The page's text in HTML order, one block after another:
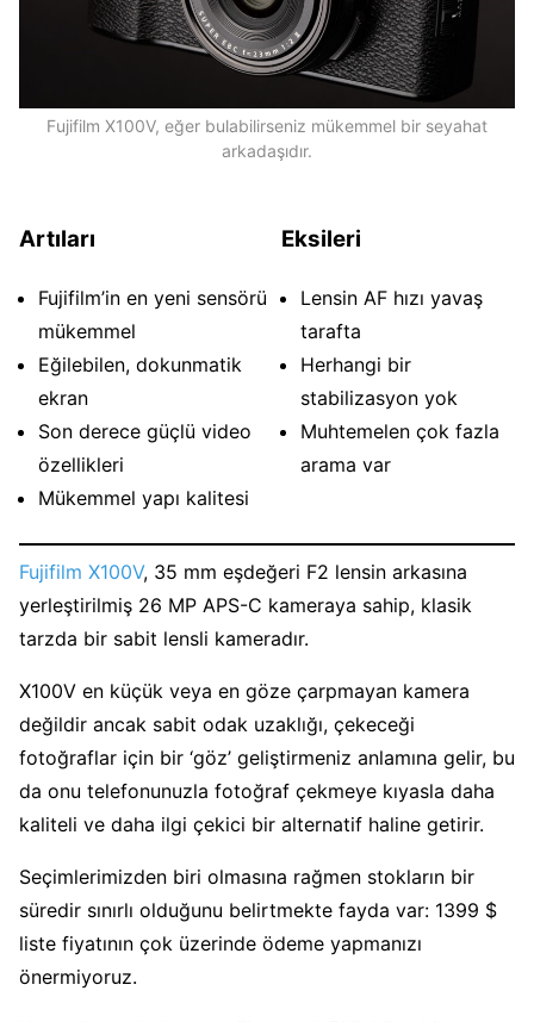
Fujifilm X100V, eğer bulabilirseniz mükemmel bir seyahat
arkadaşıdır.
Artıları
Fujifilm’in en yeni sensörü
mükemmel
Eğilebilen, dokunmatik
ekran
Son derece güçlü video
özellikleri
Mükemmel yapı kalitesi
Eksileri
Lensin AF hızı yavaş
tarafta
Herhangi bir
stabilizasyon yok
Muhtemelen çok fazla
arama var
Fujifilm X100V, 35 mm eşdeğeri F2 lensin arkasına
yerleştirilmiş 26 MP APS-C kameraya sahip, klasik
tarzda bir sabit lensli kameradır.
X100V en küçük veya en göze çarpmayan kamera
değildir ancak sabit odak uzaklığı, çekeceği
fotoğraflar için bir ‘göz’ geliştirmeniz anlamına gelir, bu
da onu telefonunuzla fotoğraf çekmeye kıyasla daha
kaliteli ve daha ilgi çekici bir alternatif haline getirir.
Seçimlerimizden biri olmasına rağmen stokların bir
süredir sınırlı olduğunu belirtmekte fayda var: 1399 $
liste fiyatının çok üzerinde ödeme yapmanızı
önermiyoruz.